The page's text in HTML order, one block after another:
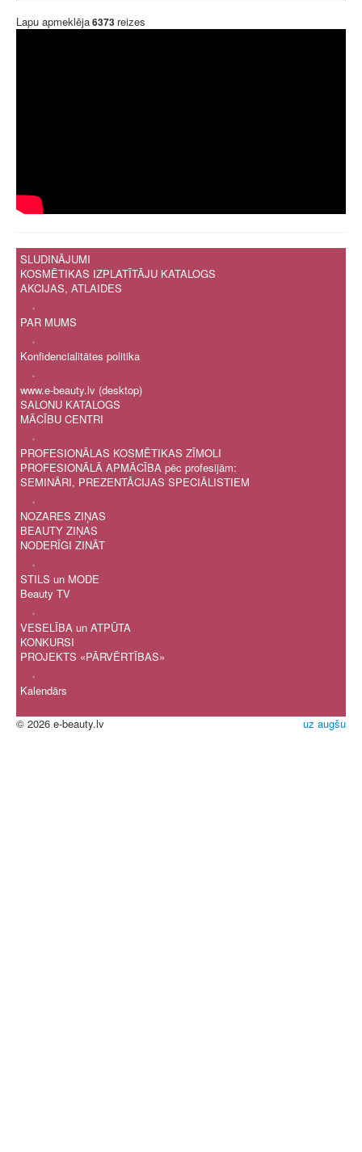
Lapu apmeklēja6373 reizes
SLUDINĀJUMI
KOSMĒTIKAS IZPLATĪTĀJU KATALOGS
AKCIJAS, ATLAIDES
.
PAR MUMS
.
Konfidencialitātes politika
.
www.e-beauty.lv (desktop)
SALONU KATALOGS
MĀCĪBU CENTRI
.
PROFESIONĀLAS KOSMĒTIKAS ZĪMOLI
PROFESIONĀLĀ APMĀCĪBA pēc profesijām:
SEMINĀRI, PREZENTĀCIJAS SPECIĀLISTIEM
.
NOZARES ZIŅAS
BEAUTY ZIŅAS
NODERĪGI ZINĀT
.
STILS un MODE
Beauty TV
.
VESELĪBA un ATPŪTA
KONKURSI
PROJEKTS «PĀRVĒRTĪBAS»
.
Kalendārs
uz augšu
© 2026 e-beauty.lv